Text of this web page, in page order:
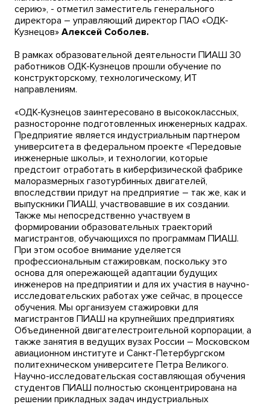
серию», - отметил заместитель генерального
директора – управляющий директор ПАО «ОДК-
Кузнецов» Алексей Соболев.
В рамках образовательной деятельности ПИАШ 30
работников ОДК-Кузнецов прошли обучение по
конструкторскому, технологическому, ИТ
направлениям.
«ОДК-Кузнецов заинтересовано в высококлассных,
разносторонне подготовленных инженерных кадрах.
Предприятие является индустриальным партнером
университета в федеральном проекте «Передовые
инженерные школы», и технологии, которые
предстоит отработать в киберфизической фабрике
малоразмерных газотурбинных двигателей,
впоследствии придут на предприятие – так же, как и
выпускники ПИАШ, участвовавшие в их создании.
Также мы непосредственно участвуем в
формировании образовательных траекторий
магистрантов, обучающихся по программам ПИАШ.
При этом особое внимание уделяется
профессиональным стажировкам, поскольку это
основа для опережающей адаптации будущих
инженеров на предприятии и для их участия в научно-
исследовательских работах уже сейчас, в процессе
обучения. Мы организуем стажировки для
магистрантов ПИАШ на крупнейших предприятиях
Объединенной двигателестроительной корпорации, а
также занятия в ведущих вузах России – Московском
авиационном институте и Санкт-Петербургском
политехническом университете Петра Великого.
Научно-исследовательская составляющая обучения
студентов ПИАШ полностью сконцентрирована на
решении прикладных задач индустриальных